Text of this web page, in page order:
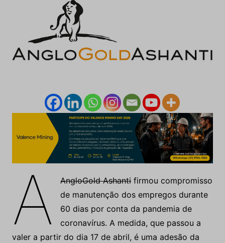
A AngloGold Ashantifirmou compromisso
de manutenção dos empregos durante
60 dias por conta da pandemia de
coronavírus. A medida, que passou a
valer a partir do dia 17 de abril, é uma adesão da